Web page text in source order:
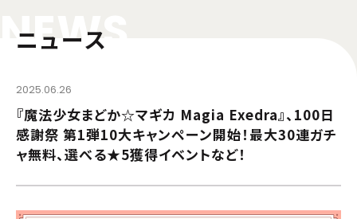
NEWS
ニュース
2025.06.26
『魔法少女まどか☆マギカ Magia Exedra』、100日
感謝祭 第1弾10大キャンペーン開始！最大30連ガチ
ャ無料、選べる★5獲得イベントなど！